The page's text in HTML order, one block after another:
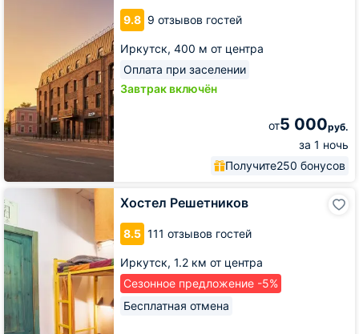
9.8 9 отзывов гостей
Иркутск, 400 м от центра
Оплата при заселении
Завтрак включён
от5 000руб.
за 1 ночь
Получите250 бонусов
Хостел Решетников
8.5 111 отзывов гостей
Иркутск, 1.2 км от центра
Сезонное предложение -5%
Бесплатная отмена
Решетников